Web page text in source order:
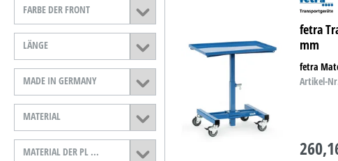
FARBE DER FRONT
LÄNGE
MADE IN GERMANY
MATERIAL
MATERIAL DER PL ...
fetra
mm
fetra
Artikel-